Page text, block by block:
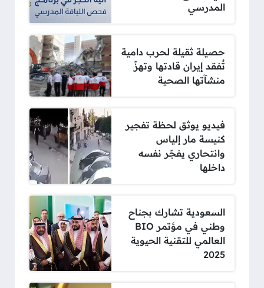
المدرسي
حصيلة ثقيلة لحرب دامية
تُفقد إيران قادتها وتهزّ
منشآتها الصحية
فيديو يوثق لحظة تفجير
كنيسة مار إلياس
وانتحاري يفجّر نفسه
داخلها
السعودية تشارك بجناح
وطني في مؤتمر BIO
العالمي للتقنية الحيوية
2025